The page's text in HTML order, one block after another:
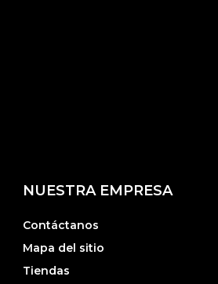
NUESTRA EMPRESA
Contáctanos
Mapa del sitio
Tiendas